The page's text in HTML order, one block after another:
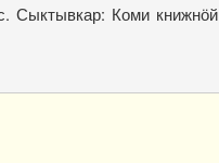
Сыктывкар: Коми книжнӧй